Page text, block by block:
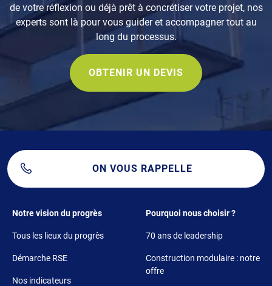
de votre réflexion ou déjà prêt à concrétiser votre projet, nos
experts sont là pour vous guider et accompagner tout au
long du processus.
OBTENIR UN DEVIS
ON VOUS RAPPELLE
Footer 1
Notre vision du progrès
Tous les lieux du progrès
Démarche RSE
Nos indicateurs
Footer 2
Pourquoi nous choisir ?
70 ans de leadership
Construction modulaire : notre
offre